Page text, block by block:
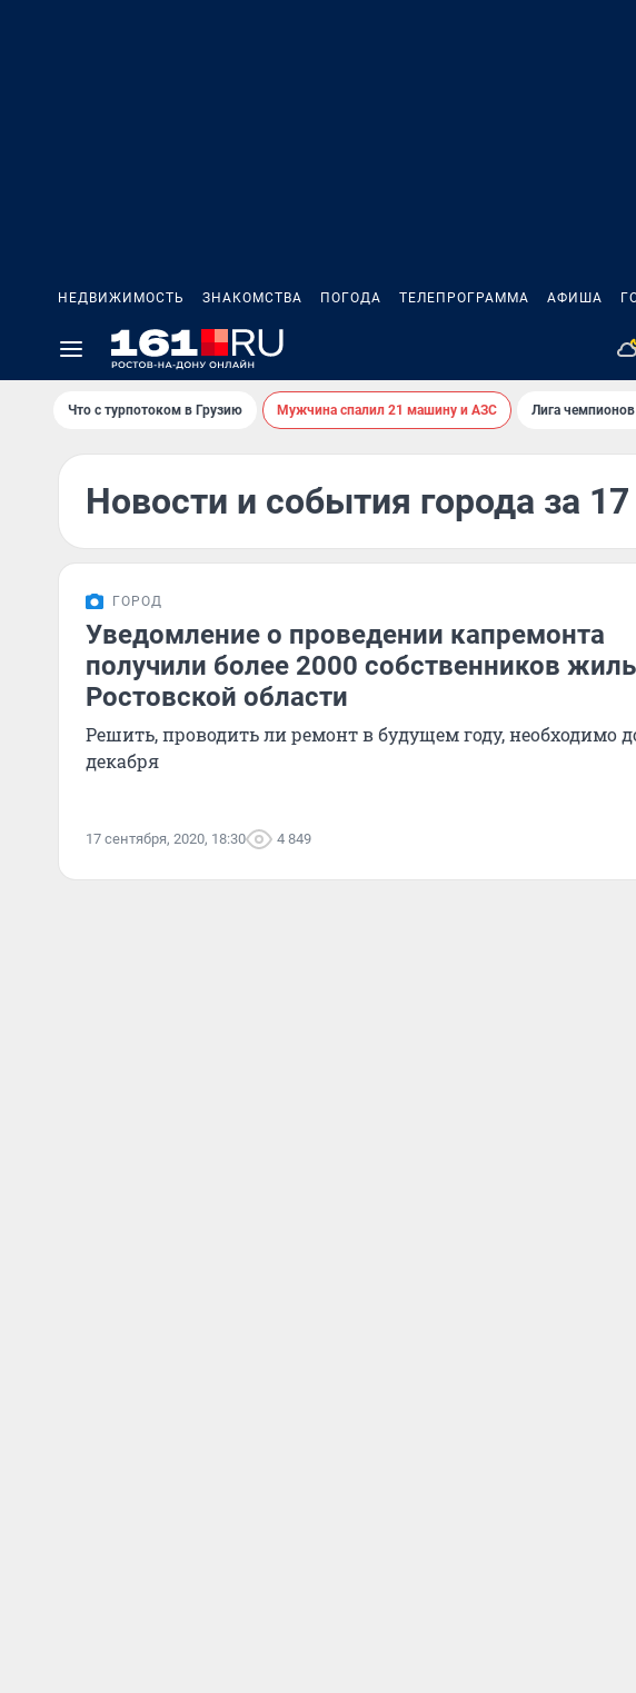
НЕДВИЖИМОСТЬ ЗНАКОМСТВА ПОГОДА ТЕЛЕПРОГРАММА АФИША
Что с турпотоком в Грузию Мужчина спалил 21 машину и АЗС Лига
Новости и события города за
ГОРОД
Уведомление о проведении капремонта
получили более 2000 собственников
Ростовской области
Решить, проводить ли ремонт в будущем году, необходимо
декабря
17 сентября, 2020, 18:30 4 849